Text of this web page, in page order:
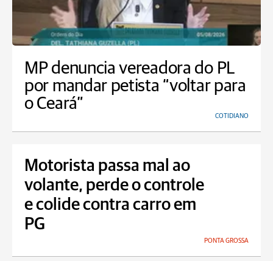
MP denuncia vereadora do PL
por mandar petista “voltar para
o Ceará”
COTIDIANO
Motorista passa mal ao
volante, perde o controle
e colide contra carro em
PG
PONTA GROSSA